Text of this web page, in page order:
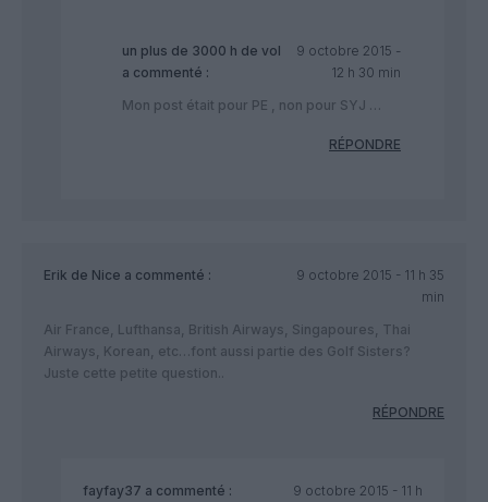
un plus de 3000 h de vol
a commenté :
9 octobre 2015 -
12 h 30 min
Mon post était pour PE , non pour SYJ …
RÉPONDRE
Erik de Nice a commenté :
9 octobre 2015 - 11 h 35
min
Air France, Lufthansa, British Airways, Singapoures, Thai
Airways, Korean, etc…font aussi partie des Golf Sisters?
Juste cette petite question..
RÉPONDRE
fayfay37 a commenté :
9 octobre 2015 - 11 h